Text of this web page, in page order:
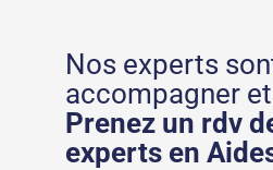
Nos experts
accompagner
Prenez un rdv
experts en